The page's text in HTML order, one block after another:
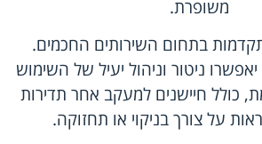
משופרת.
בתחום השירותים החכמים.
ניטור וניהול יעיל של השימוש
כולל חיישנים למעקב אחר תדירות
על צורך בניקוי או תחזוקה.